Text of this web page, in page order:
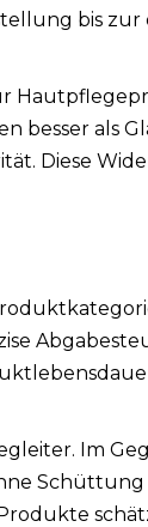
bis
besser als
Diese
Im